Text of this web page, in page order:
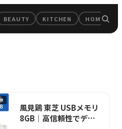
ちょっとい
BEAUTY KITCHEN HOME
風見鶏 東芝 USBメモリ
8GB｜高信頼性でデー